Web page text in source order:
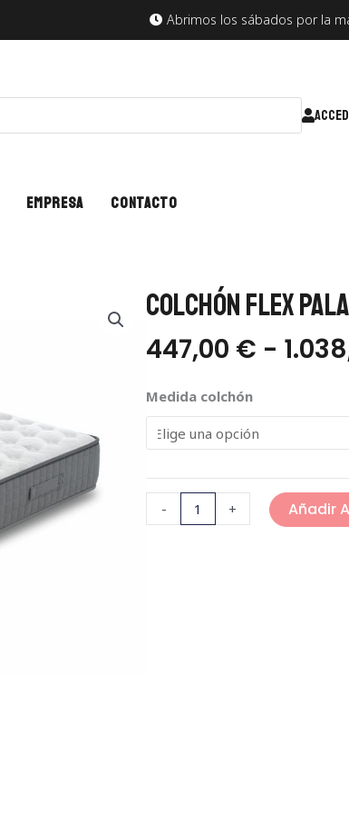
Abrimos los sábados por la
Empresa Contacto
Colchón FLEX
447,00 € -
Medida colchón
- + Añadir